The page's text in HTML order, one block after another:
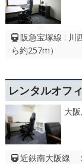
阪急宝塚線 : 川
ら約257m）
レンタルオフ
大
近鉄南大阪線